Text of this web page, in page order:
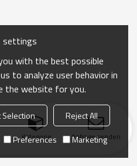
Kategorie Anfrage senden
settings
with the best possible
to analyze user behavior in
the website for you.
Selection
Reject All
Preferences Marketing